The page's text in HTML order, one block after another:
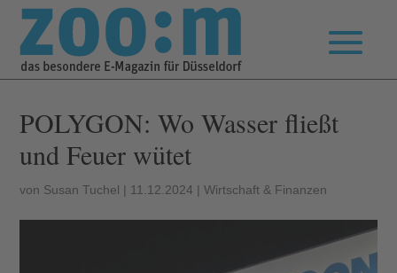
POLYGON: Wo Wasser fließt
und Feuer wütet
von Susan Tuchel | 11.12.2024 |Wirtschaft & Finanzen